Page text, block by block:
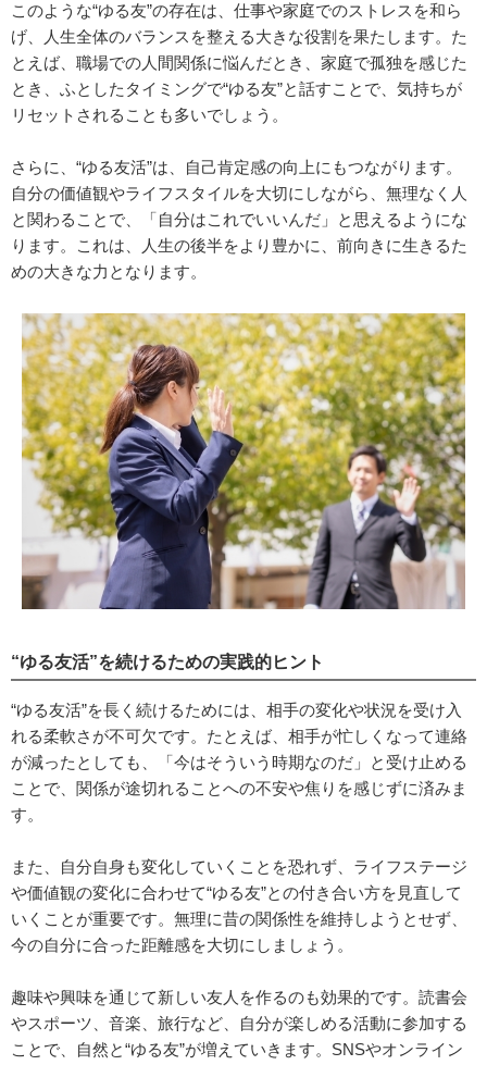
このような“ゆる友”の存在は、仕事や家庭でのストレスを和ら
げ、人生全体のバランスを整える大きな役割を果たします。た
とえば、職場での人間関係に悩んだとき、家庭で孤独を感じた
とき、ふとしたタイミングで“ゆる友”と話すことで、気持ちが
リセットされることも多いでしょう。
さらに、“ゆる友活”は、自己肯定感の向上にもつながります。
自分の価値観やライフスタイルを大切にしながら、無理なく人
と関わることで、「自分はこれでいいんだ」と思えるようにな
ります。これは、人生の後半をより豊かに、前向きに生きるた
めの大きな力となります。
“ゆる友活”を続けるための実践的ヒント
“ゆる友活”を長く続けるためには、相手の変化や状況を受け入
れる柔軟さが不可欠です。たとえば、相手が忙しくなって連絡
が減ったとしても、「今はそういう時期なのだ」と受け止める
ことで、関係が途切れることへの不安や焦りを感じずに済みま
す。
また、自分自身も変化していくことを恐れず、ライフステージ
や価値観の変化に合わせて“ゆる友”との付き合い方を見直して
いくことが重要です。無理に昔の関係性を維持しようとせず、
今の自分に合った距離感を大切にしましょう。
趣味や興味を通じて新しい友人を作るのも効果的です。読書会
やスポーツ、音楽、旅行など、自分が楽しめる活動に参加する
ことで、自然と“ゆる友”が増えていきます。SNSやオンライン